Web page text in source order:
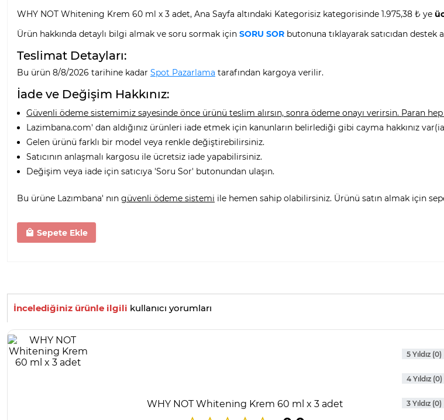
WHY NOT Whitening Krem 60 ml x 3 adet, Ana Sayfa altındaki Kategorisiz kategorisinde 1.975,38 ₺ ye
Ürün hakkında detaylı bilgi almak ve soru sormak için SORU SOR butonuna tıklayarak satıcıdan destek
Teslimat Detayları:
Bu ürün 8/8/2026 tarihine kadar Spot Pazarlama tarafından kargoya verilir.
İade ve Değişim Hakkınız:
Güvenli ödeme sistemimiz sayesinde önce ürünü teslim alırsın, sonra ödeme onayı verirsin. Paran
Lazimbana.com' dan aldığınız ürünleri iade etmek için kanunların belirlediği gibi cayma hakkınız
Gelen ürünü farklı bir model veya renkle değiştirebilirsiniz.
Satıcının anlaşmalı kargosu ile ücretsiz iade yapabilirsiniz.
Değişim veya iade için satıcıya 'Soru Sor' butonundan ulaşın.
Bu ürüne Lazımbana' nın güvenli ödeme sistemi ile hemen sahip olabilirsiniz. Ürünü satın almak için
Sepete Ekle
İncelediğiniz ürünle ilgili kullanıcı yorumları
WHY NOT Whitening Krem 60 ml x 3 adet
5 Yıldız (0)
4 Yıldız (0)
3 Yıldız (0)